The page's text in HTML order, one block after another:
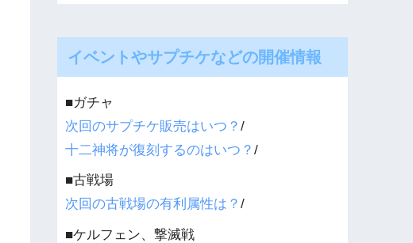
イベントやサプチケなどの開催情報
■ガチャ
次回のサプチケ販売はいつ？/
十二神将が復刻するのはいつ？/
■古戦場
次回の古戦場の有利属性は？/
■ケルフェン、撃滅戦